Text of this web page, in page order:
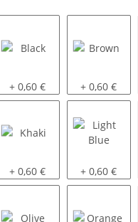
Black
+ 0,60 € Brown
+ 0,60 €
Khaki
+ 0,60 € Light Blue
+ 0,60 €